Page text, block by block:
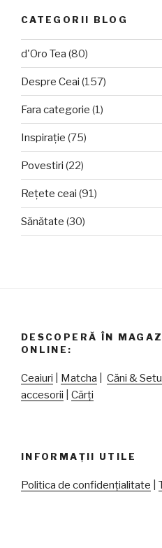
CATEGORII BLOG
d'Oro Tea (80)
Despre Ceai (157)
Fara categorie (1)
Inspirație (75)
Povestiri (22)
Rețete ceai (91)
Sănătate (30)
DESCOPERĂ ÎN
ONLINE:
Ceaiuri Matcha Căni &
accesorii
Cărți
INFORMAȚII UTILE
Politica de confidențialitate